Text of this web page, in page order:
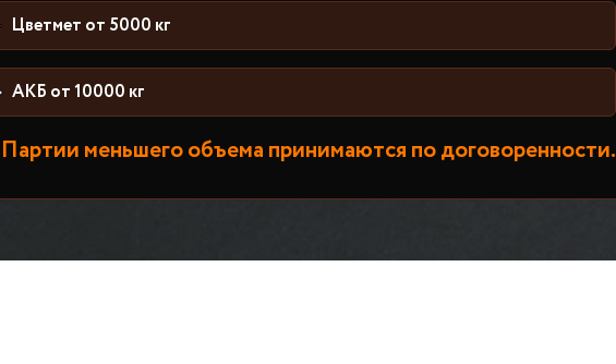
Цветмет от 5000 кг
АКБ от 10000 кг
Партии меньшего объема принимаются по договоренности.